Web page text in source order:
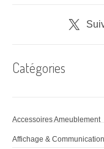
'
r
t
Catégories
Accessoires Ameublement
Affichage & Communication